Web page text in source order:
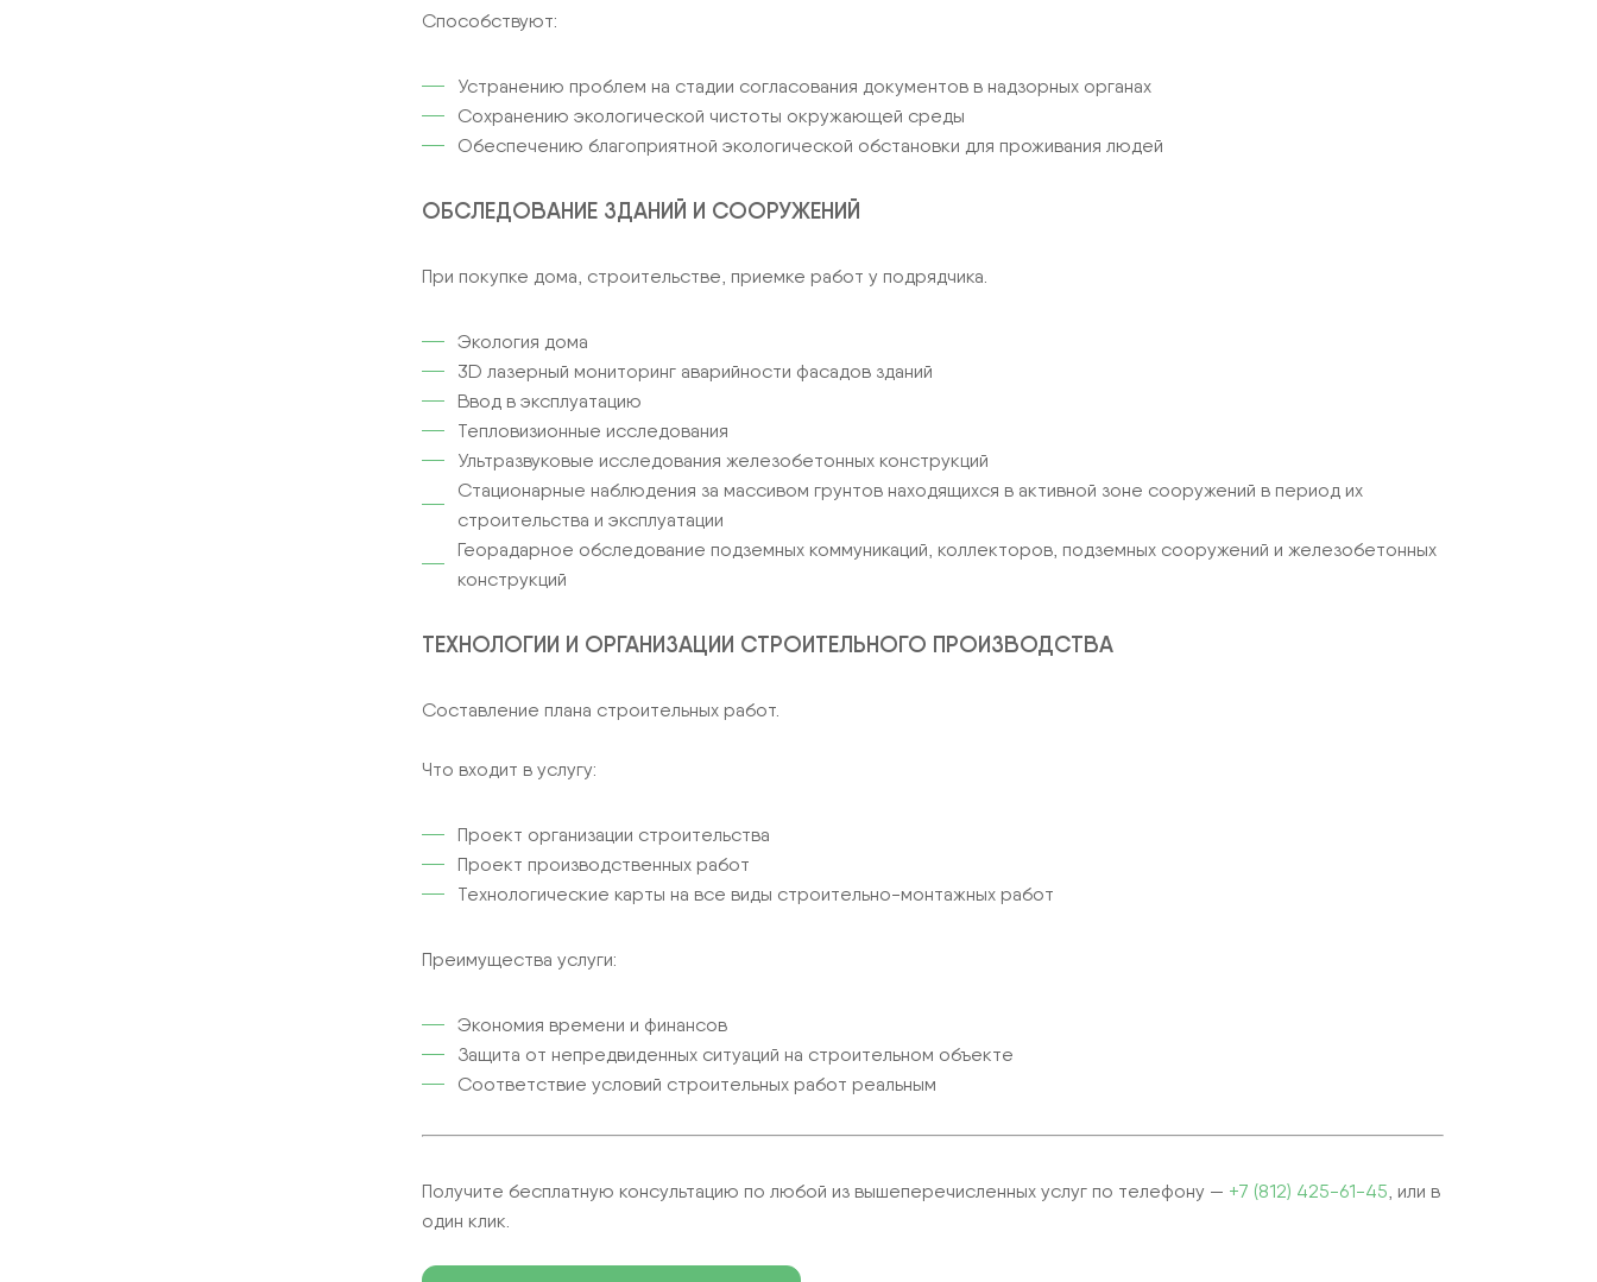
Способствуют:
Устранению проблем на стадии согласования документов в надзорных органах
Сохранению экологической чистоты окружающей среды
Обеспечению благоприятной экологической обстановки для проживания людей
ОБСЛЕДОВАНИЕ ЗДАНИЙ И СООРУЖЕНИЙ
При покупке дома, строительстве, приемке работ у подрядчика.
Экология дома
3D лазерный мониторинг аварийности фасадов зданий
Ввод в эксплуатацию
Тепловизионные исследования
Ультразвуковые исследования железобетонных конструкций
Стационарные наблюдения за массивом грунтов находящихся в активной зоне сооружений в период их
строительства и эксплуатации
Георадарное обследование подземных коммуникаций, коллекторов, подземных сооружений и железобетонных
конструкций
ТЕХНОЛОГИИ И ОРГАНИЗАЦИИ СТРОИТЕЛЬНОГО ПРОИЗВОДСТВА
Составление плана строительных работ.
Что входит в услугу:
Проект организации строительства
Проект производственных работ
Технологические карты на все виды строительно-монтажных работ
Преимущества услуги:
Экономия времени и финансов
Защита от непредвиденных ситуаций на строительном объекте
Соответствие условий строительных работ реальным
Получите бесплатную консультацию по любой из вышеперечисленных услуг по телефону — +7 (812) 425-61-45, или в
один клик.